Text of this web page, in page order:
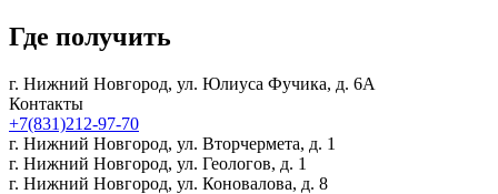
Где получить
г. Нижний Новгород, ул. Юлиуса Фучика, д. 6А
Контакты
+7(831)212-97-70
г. Нижний Новгород, ул. Вторчермета, д. 1
г. Нижний Новгород, ул. Геологов, д. 1
г. Нижний Новгород, ул. Коновалова, д. 8